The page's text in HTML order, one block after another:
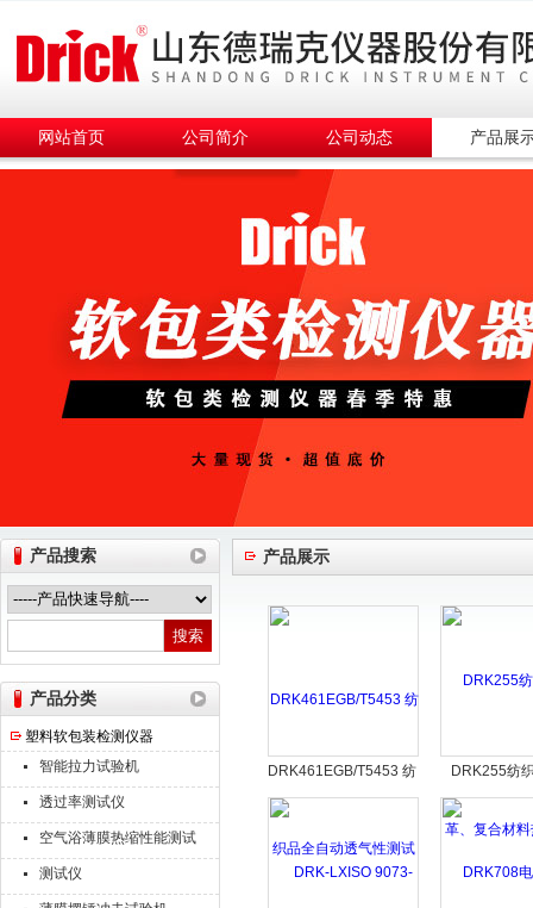
山东德瑞克仪器股份有限公司
网站首页 公司简介 公司动态 产品展
产品搜索
产品分类
塑料软包装检测仪器
智能拉力试验机
透过率测试仪
空气浴薄膜热缩性能测试
仪
测试仪
产品展示
DRK461EGB/T5453 纺
织品全自动透气性测试
DRK255纺
革、复合材料
仪